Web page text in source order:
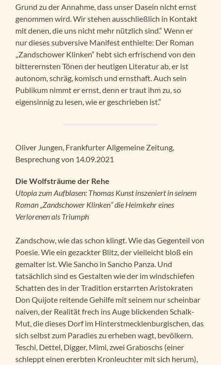
Grund zu der Annahme, dass unser Dasein nicht ernst
genommen wird. Wir stehen ausschließlich in Kontakt
mit denen, die uns nicht mehr nützlich sind.“ Wenn er
nur dieses subversive Manifest enthielte: Der Roman
„Zandschower Klinken“ hebt sich erfrischend von den
bitterernsten Tönen der heutigen Literatur ab, er ist
autonom, schräg, komisch und ernsthaft. Auch sein
Publikum nimmt er ernst, denn er traut ihm zu, so
eigensinnig zu lesen, wie er geschrieben ist.“
Oliver Jungen, Frankfurter Allgemeine Zeitung,
Besprechung von 14.09.2021
Die Wolfsträume der Rehe
Utopia zum Aufblasen: Thomas Kunst inszeniert in seinem
Roman „Zandschower Klinken“ die Heimkehr eines
Verlorenen als Triumph
Zandschow, wie das schon klingt. Wie das Gegenteil von
Poesie. Wie ein gezackter Blitz, der vielleicht bloß ein
gemalter ist. Wie Sancho in Sancho Panza. Und
tatsächlich sind es Gestalten wie der im windschiefen
Schatten des in der Tradition erstarrten Aristokraten
Don Quijote reitende Gehilfe mit seinem nur scheinbar
naiven, der Realität frech ins Auge blickenden Schalk-
Mut, die dieses Dorf im Hinterstmecklenburgischen, das
sich selbst zum Paradies zu erheben wagt, bevölkern.
Teschi, Dettel, Digger, Mimi, zwei Graboschs (einer
schleppt einen ererbten Kronleuchter mit sich herum),